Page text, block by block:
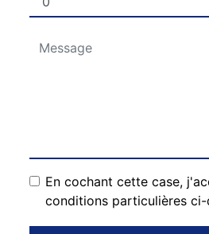
En cochant cette case,
conditions particulières